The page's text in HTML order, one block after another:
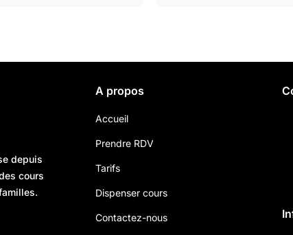
depuis
cours
A propos
Accueil
Prendre RDV
Tarifs
Dispenser cours
Contactez-nous